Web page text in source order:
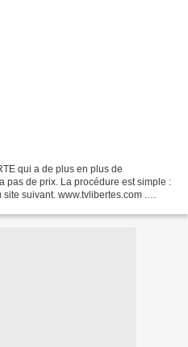
qui a de plus en plus de
pas de prix. La procédure est simple :
suivant. www.tvlibertes.com .